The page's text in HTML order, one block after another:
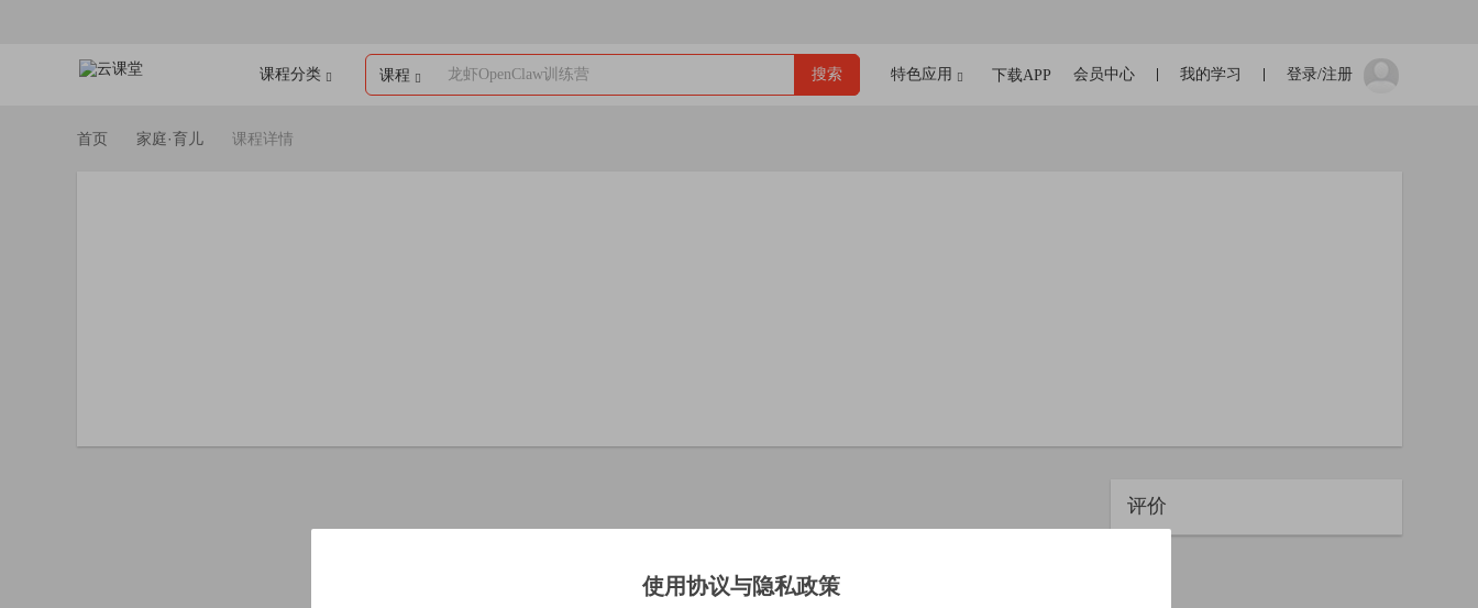
课程分类 课程 龙虾OpenClaw训练营 搜索 特色应用 下载APP 登录/注册
我的学习
会员中心
首页 家庭·育儿 课程详情
评价
使用协议与隐私政策